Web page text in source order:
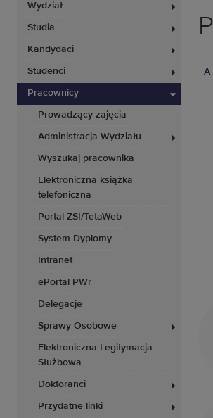
Wydział
Studia
Kandydaci
Studenci
Pracownicy
Prowadzący zajęcia
Administracja Wydziału
Wyszukaj pracownika
Elektroniczna książka
telefoniczna
Portal ZSI/TetaWeb
System Dyplomy
Intranet
ePortal PWr
Delegacje
Sprawy Osobowe
Elektroniczna Legitymacja
Służbowa
Doktoranci
Przydatne linki
A